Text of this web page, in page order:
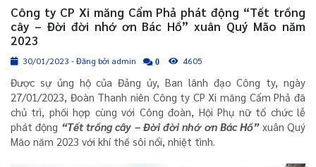
Công ty CP Xi măng Cẩm Phả phát động “Tết trồng
cây – Đời đời nhớ ơn Bác Hồ” xuân Quý Mão năm
2023
30/01/2023 - Đăng bởi admin 0 4605
Được sự ủng hộ của Đảng ủy, Ban lãnh đạo Công ty, ngày
27/01/2023, Đoàn Thanh niên Công ty CP Xi măng Cẩm Phả đã
chủ trì, phối hợp cùng với Công đoàn, Hội Phụ nữ tổ chức lễ
phát động “Tết trồng cây – Đời đời nhớ ơn Bác Hồ”xuân Quý
Mão năm 2023 với khí thế sôi nổi, nhiệt tình.